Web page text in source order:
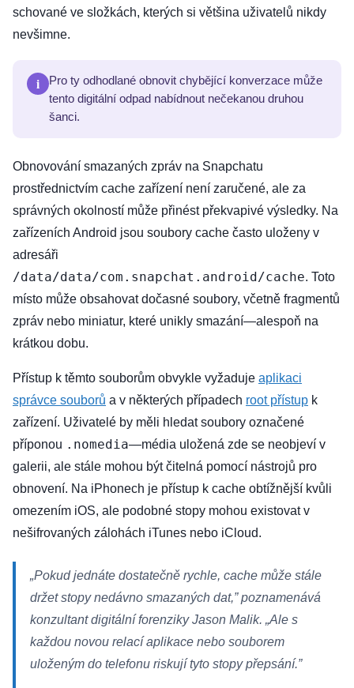
schované ve složkách, kterých si většina uživatelů nikdy
nevšimne.
i
Pro ty odhodlané obnovit chybějící konverzace může
tento digitální odpad nabídnout nečekanou druhou
šanci.
Obnovování smazaných zpráv na Snapchatu
prostřednictvím cache zařízení není zaručené, ale za
správných okolností může přinést překvapivé výsledky. Na
zařízeních Android jsou soubory cache často uloženy v
adresáři
/data/data/com.snapchat.android/cache. Toto
místo může obsahovat dočasné soubory, včetně fragmentů
zpráv nebo miniatur, které unikly smazání—alespoň na
krátkou dobu.
Přístup k těmto souborům obvykle vyžaduje aplikaci
správce souborů a v některých případech root přístup k
zařízení. Uživatelé by měli hledat soubory označené
příponou .nomedia—média uložená zde se neobjeví v
galerii, ale stále mohou být čitelná pomocí nástrojů pro
obnovení. Na iPhonech je přístup k cache obtížnější kvůli
omezením iOS, ale podobné stopy mohou existovat v
nešifrovaných zálohách iTunes nebo iCloud.
„Pokud jednáte dostatečně rychle, cache může stále
držet stopy nedávno smazaných dat,” poznamenává
konzultant digitální forenziky Jason Malik. „Ale s
každou novou relací aplikace nebo souborem
uloženým do telefonu riskují tyto stopy přepsání.”